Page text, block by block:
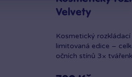
Velvety
Kosmetický
limitovaná edice –
očních stínů 3×